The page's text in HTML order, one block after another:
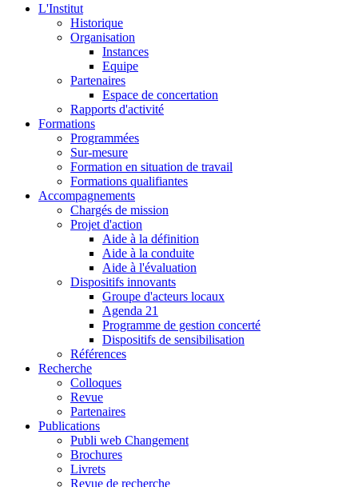
L'Institut
Historique
Organisation
Instances
Equipe
Partenaires
Espace de concertation
Rapports d'activité
Formations
Programmées
Sur-mesure
Formation en situation de travail
Formations qualifiantes
Accompagnements
Chargés de mission
Projet d'action
Aide à la définition
Aide à la conduite
Aide à l'évaluation
Dispositifs innovants
Groupe d'acteurs locaux
Agenda 21
Programme de gestion concerté
Dispositifs de sensibilisation
Références
Recherche
Colloques
Revue
Partenaires
Publications
Publi web Changement
Brochures
Livrets
Revue de recherche